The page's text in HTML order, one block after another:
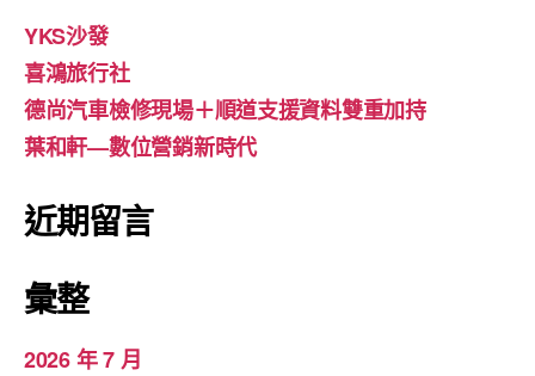
YKS沙發
喜鴻旅行社
德尚汽車檢修現場＋順道支援資料雙重加持
葉和軒—數位營銷新時代
近期留言
彙整
2026 年 7 月